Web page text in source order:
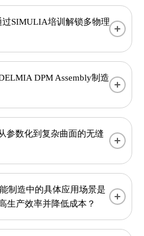
SIMULIA培训解锁多物理
DPM Assembly制造
参数化到复杂曲面的无缝
制造中的具体应用场景是
生产效率并降低成本？